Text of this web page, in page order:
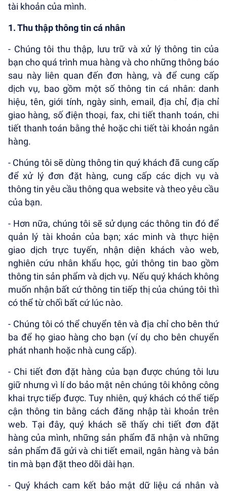
tài khoản của mình.
1. Thu thập thông tin cá nhân
- Chúng tôi thu thập, lưu trữ và xử lý thông tin của
bạn cho quá trình mua hàng và cho những thông báo
sau này liên quan đến đơn hàng, và để cung cấp
dịch vụ, bao gồm một số thông tin cá nhân: danh
hiệu, tên, giới tính, ngày sinh, email, địa chỉ, địa chỉ
giao hàng, số điện thoại, fax, chi tiết thanh toán, chi
tiết thanh toán bằng thẻ hoặc chi tiết tài khoản ngân
hàng.
- Chúng tôi sẽ dùng thông tin quý khách đã cung cấp
để xử lý đơn đặt hàng, cung cấp các dịch vụ và
thông tin yêu cầu thông qua website và theo yêu cầu
của bạn.
- Hơn nữa, chúng tôi sẽ sử dụng các thông tin đó để
quản lý tài khoản của bạn; xác minh và thực hiện
giao dịch trực tuyến, nhận diện khách vào web,
nghiên cứu nhân khẩu học, gửi thông tin bao gồm
thông tin sản phẩm và dịch vụ. Nếu quý khách không
muốn nhận bất cứ thông tin tiếp thị của chúng tôi thì
có thể từ chối bất cứ lúc nào.
- Chúng tôi có thể chuyển tên và địa chỉ cho bên thứ
ba để họ giao hàng cho bạn (ví dụ cho bên chuyển
phát nhanh hoặc nhà cung cấp).
- Chi tiết đơn đặt hàng của bạn được chúng tôi lưu
giữ nhưng vì lí do bảo mật nên chúng tôi không công
khai trực tiếp được. Tuy nhiên, quý khách có thể tiếp
cận thông tin bằng cách đăng nhập tài khoản trên
web. Tại đây, quý khách sẽ thấy chi tiết đơn đặt
hàng của mình, những sản phẩm đã nhận và những
sản phẩm đã gửi và chi tiết email, ngân hàng và bản
tin mà bạn đặt theo dõi dài hạn.
- Quý khách cam kết bảo mật dữ liệu cá nhân và